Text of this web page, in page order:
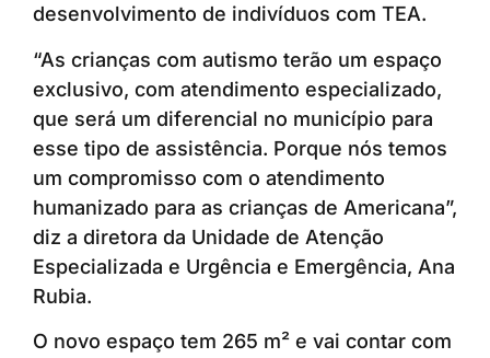
desenvolvimento de indivíduos com TEA.
“As crianças com autismo terão um espaço
exclusivo, com atendimento especializado,
que será um diferencial no município para
esse tipo de assistência. Porque nós temos
um compromisso com o atendimento
humanizado para as crianças de Americana”,
diz a diretora da Unidade de Atenção
Especializada e Urgência e Emergência, Ana
Rubia.
O novo espaço tem 265 m² e vai contar com